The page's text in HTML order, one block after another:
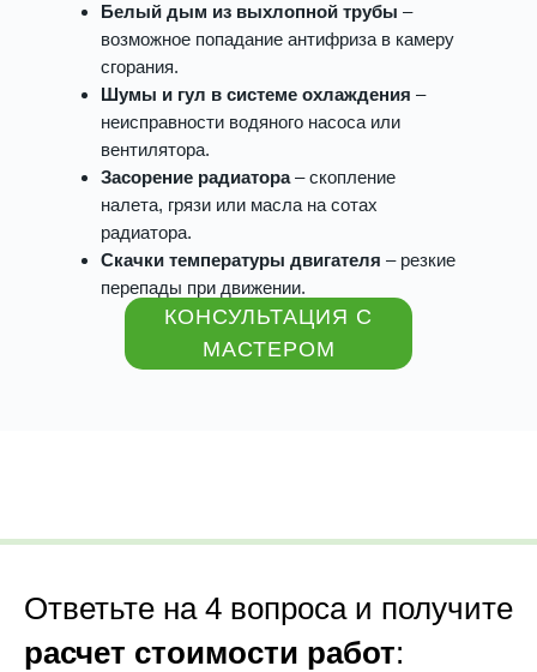
Белый дым из выхлопной трубы –
возможное попадание антифриза в камеру
сгорания.
Шумы и гул в системе охлаждения –
неисправности водяного насоса или
вентилятора.
Засорение радиатора– скопление
налета, грязи или масла на сотах
радиатора.
Скачки температуры двигателя – резкие
перепады при движении.
КОНСУЛЬТАЦИЯ С
МАСТЕРОМ
Ответьте на 4 вопроса и получите
расчет стоимости работ: